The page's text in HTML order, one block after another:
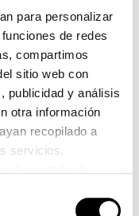
para personalizar
de redes
compartimos
sitio web con
publicidad y análisis
otra información
recopilado a
servicios.
Sin embargo,
diaria
es necesario tomar
ES
si la tomas en